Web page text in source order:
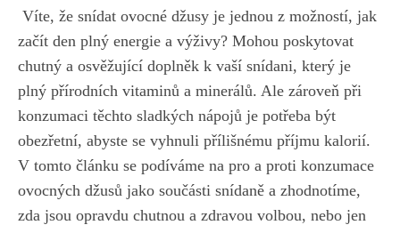
⁤ Víte, že⁤ snídat ovocné⁢ džusy ⁢je jednou z možností, ‍jak
začít den plný energie a výživy? Mohou ⁤poskytovat
chutný a osvěžující doplněk k ⁣vaší snídani, ​který je
plný přírodních vitaminů a minerálů. Ale zároveň při
konzumaci těchto sladkých⁣ nápojů je potřeba být
obezřetní, abyste se vyhnuli přílišnému příjmu kalorií.
V tomto ‍článku se podíváme‍ na pro a⁣ proti konzumace
ovocných džusů jako součásti snídaně a zhodnotíme,
zda ⁢jsou⁤ opravdu chutnou ⁤a zdravou volbou, nebo jen